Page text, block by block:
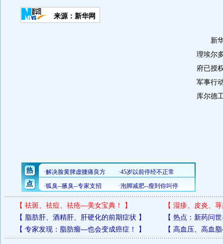
来源：新华网
新华
理埃尔
府已授
军事行
库尔德
【 祛斑、祛痘、祛疮—美女宝典！ 】 【 湿疹、皮炎、
【 脂肪肝、酒精肝、肝硬化的前期症状 】 【 热点：新药问
【 专家发现：脂肪瘤—也会变成癌症！ 】 【 高血压、高血